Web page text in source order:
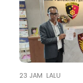
23 JAM LALU